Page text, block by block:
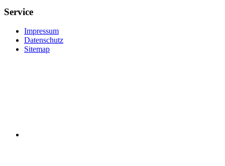
Service
Impressum
Datenschutz
Sitemap